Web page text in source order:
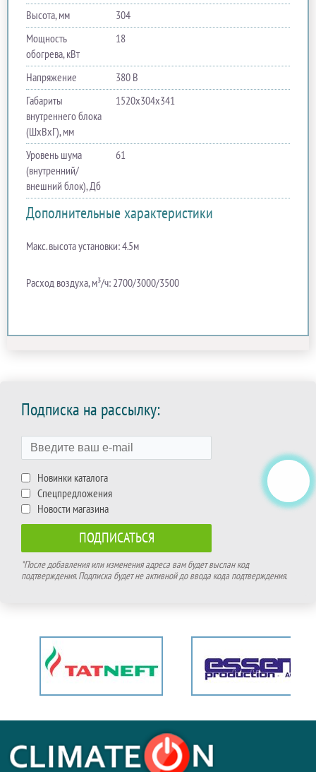
Высота, мм
304
Мощность
обогрева, кВт
18
Напряжение
380 В
Габариты
внутреннего блока
(ШхВхГ), мм
1520х304х341
Уровень шума
(внутренний/
внешний блок), Дб
61
Дополнительные характеристики
Макс. высота установки: 4.5м
Расход воздуха, м³/ч: 2700/3000/3500
Подписка на рассылку:
Новинки каталога
Спецпредложения
Новости магазина
*После добавления или изменения адреса вам будет выслан код
подтверждения. Подписка будет не активной до ввода кода подтверждения.